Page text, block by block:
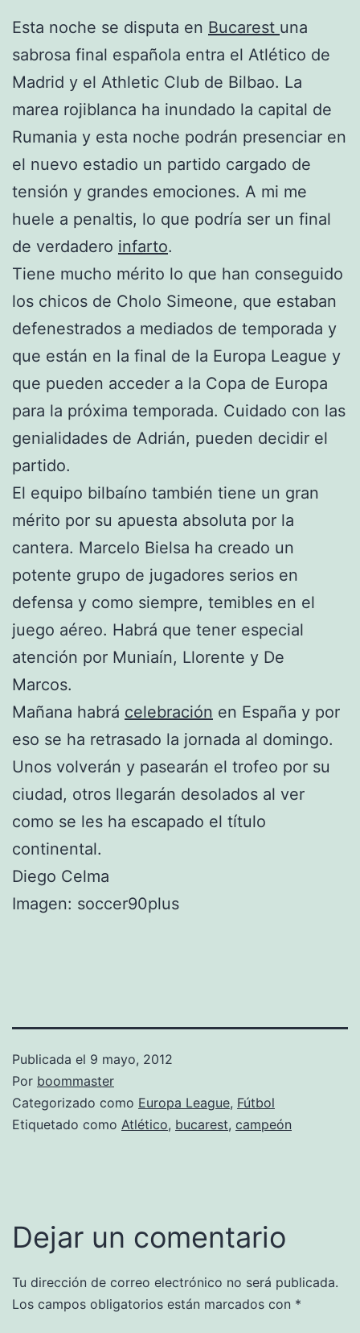
Esta noche se disputa en Bucarest una
sabrosa final española entra el Atlético de
Madrid y el Athletic Club de Bilbao. La
marea rojiblanca ha inundado la capital de
Rumania y esta noche podrán presenciar en
el nuevo estadio un partido cargado de
tensión y grandes emociones. A mi me
huele a penaltis, lo que podría ser un final
de verdadero infarto.
Tiene mucho mérito lo que han conseguido
los chicos de Cholo Simeone, que estaban
defenestrados a mediados de temporada y
que están en la final de la Europa League y
que pueden acceder a la Copa de Europa
para la próxima temporada. Cuidado con las
genialidades de Adrián, pueden decidir el
partido.
El equipo bilbaíno también tiene un gran
mérito por su apuesta absoluta por la
cantera. Marcelo Bielsa ha creado un
potente grupo de jugadores serios en
defensa y como siempre, temibles en el
juego aéreo. Habrá que tener especial
atención por Muniaín, Llorente y De
Marcos.
Mañana habrá celebración en España y por
eso se ha retrasado la jornada al domingo.
Unos volverán y pasearán el trofeo por su
ciudad, otros llegarán desolados al ver
como se les ha escapado el título
continental.
Diego Celma
Imagen: soccer90plus
Publicada el 9 mayo, 2012
Por boommaster
Categorizado como Europa League, Fútbol
Etiquetado como Atlético, bucarest, campeón
Dejar un comentario
Tu dirección de correo electrónico no será publicada.
Los campos obligatorios están marcados con *